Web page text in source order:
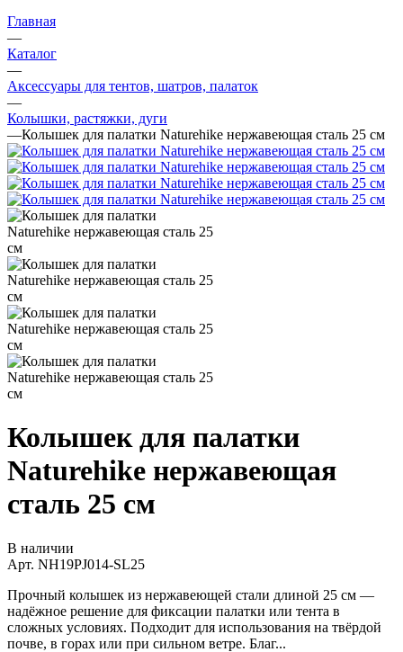
Главная
—
Каталог
—
Аксессуары для тентов, шатров, палаток
—
Колышки, растяжки, дуги
—Колышек для палатки Naturehike нержавеющая сталь 25 см
Колышек для палатки
Naturehike нержавеющая
сталь 25 см
В наличии
Арт. NH19PJ014-SL25
Прочный колышек из нержавеющей стали длиной 25 см —
надёжное решение для фиксации палатки или тента в
сложных условиях. Подходит для использования на твёрдой
почве, в горах или при сильном ветре. Благ...